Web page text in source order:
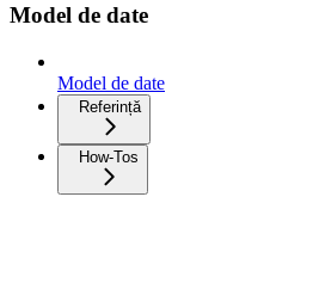
Model de date
Model de date
Referință
How-Tos